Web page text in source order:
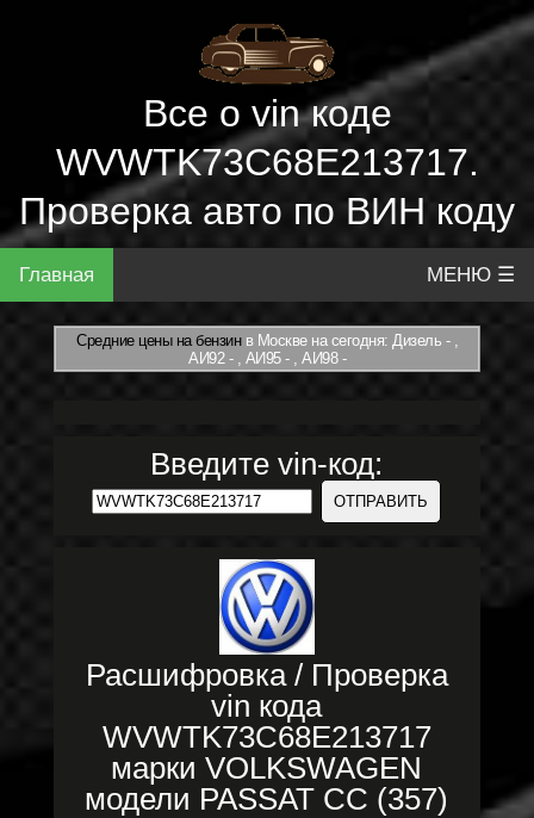
Все о vin коде
WVWTK73C68E213717.
Проверка авто по ВИН коду
Главная МЕНЮ ☰
Средние цены на бензинв Москве на сегодня: Дизель - ,
АИ92 - , АИ95 - , АИ98 -
Введите vin-код:
Расшифровка / Проверка
vin кода
WVWTK73C68E213717
марки VOLKSWAGEN
модели PASSAT CC (357)